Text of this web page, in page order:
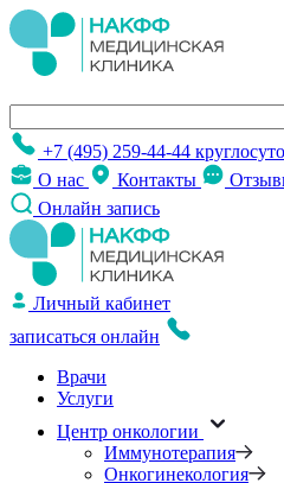
+7 (495) 259-44-44
О нас
Контакты
Онлайн запись
Личный кабинет
записаться онлайн
Врачи
Услуги
Центр онкологии
Иммунотерапия
Онкогинекология